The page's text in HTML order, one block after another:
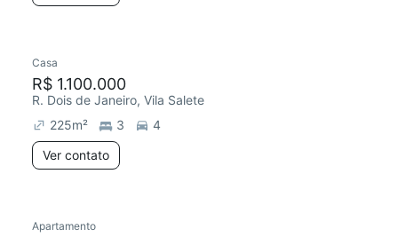
Casa
R$ 1.100.000
R. Dois de Janeiro, Vila Salete
225m² 3
4
Ver contato
Apartamento